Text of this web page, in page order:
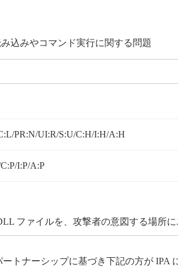
込みやコマンド実行に関する問題
PR:N/UI:R/S:U/C:H/I:H/A:H
I:P/A:P
ファイルを、攻撃者の意図する場所
トナーシップに基づき下記の方が IPA